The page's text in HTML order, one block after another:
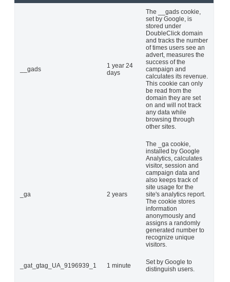
__gads
1 year 24
days
The __gads cookie,
set by Google, is
stored under
DoubleClick domain
and tracks the number
of times users see an
advert, measures the
success of the
campaign and
calculates its revenue.
This cookie can only
be read from the
domain they are set
on and will not track
any data while
browsing through
other sites.
_ga 2 years
The _ga cookie,
installed by Google
Analytics, calculates
visitor, session and
campaign data and
also keeps track of
site usage for the
site's analytics report.
The cookie stores
information
anonymously and
assigns a randomly
generated number to
recognize unique
visitors.
_gat_gtag_UA_9196939_1 1 minute
Set by Google to
distinguish users.